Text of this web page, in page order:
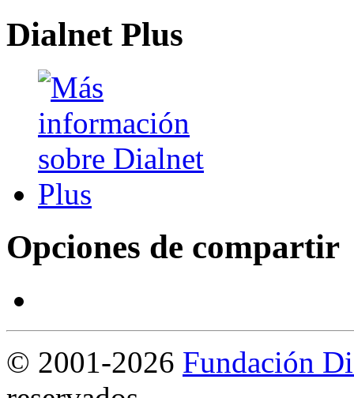
Dialnet Plus
Opciones de compartir
© 2001-2026 Fundación